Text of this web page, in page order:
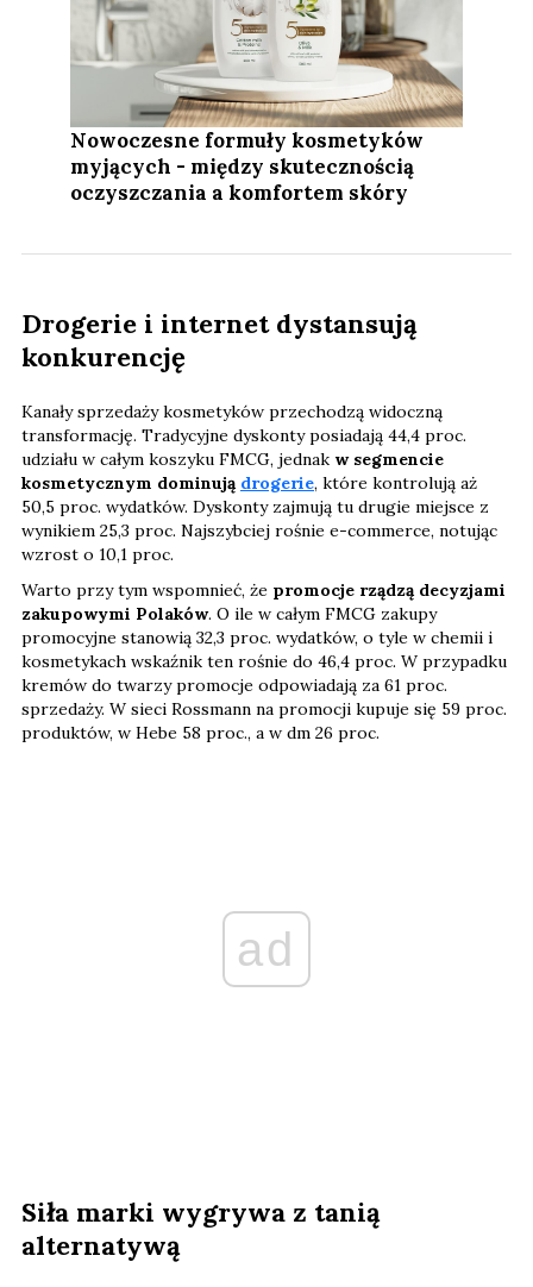
Nowoczesne formuły kosmetyków
myjących - między skutecznością
oczyszczania a komfortem skóry
Drogerie i internet dystansują
konkurencję
Kanały sprzedaży kosmetyków przechodzą widoczną
transformację. Tradycyjne dyskonty posiadają 44,4 proc.
udziału w całym koszyku FMCG, jednak w segmencie
kosmetycznym dominują drogerie, które kontrolują aż
50,5 proc. wydatków. Dyskonty zajmują tu drugie miejsce z
wynikiem 25,3 proc. Najszybciej rośnie e-commerce, notując
wzrost o 10,1 proc.
Warto przy tym wspomnieć, że promocje rządzą decyzjami
zakupowymi Polaków. O ile w całym FMCG zakupy
promocyjne stanowią 32,3 proc. wydatków, o tyle w chemii i
kosmetykach wskaźnik ten rośnie do 46,4 proc. W przypadku
kremów do twarzy promocje odpowiadają za 61 proc.
sprzedaży. W sieci Rossmann na promocji kupuje się 59 proc.
produktów, w Hebe 58 proc., a w dm 26 proc.
ad
Siła marki wygrywa z tanią
alternatywą